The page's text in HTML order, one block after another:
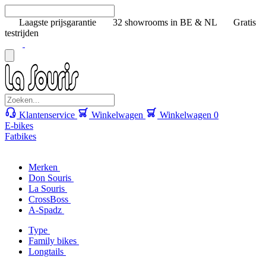
Laagste prijsgarantie 32 showrooms in BE & NL
Gratis
testrijden
Klantenservice Winkelwagen Winkelwagen 0
E-bikes
Fatbikes
Merken
Don Souris
La Souris
CrossBoss
A-Spadz
Type
Family bikes
Longtails